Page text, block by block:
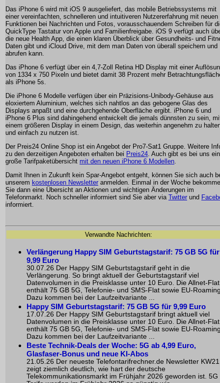
Das iPhone 6 wird mit iOS 9 ausgeliefert, das mobile Betriebssystems mit
einer vereinfachten, schnelleren und intuitiveren Nutzererfahrung mit neuen
Funktionen bei Nachrichten und Fotos, vorausschauendem Schreiben für
QuickType Tastatur von Apple und Familienfreigabe. iOS 9 verfügt auch
die neue Health App, die einen klaren Überblick über Gesundheits- und
Daten gibt und iCloud Drive, mit dem man Daten von überall speichern und
abrufen kann.
Das iPhone 6 verfügt über ein 4,7-Zoll Retina HD Display mit einer
von 1334 x 750 Pixeln und bietet damit 38 Prozent mehr
als iPhone 5s.
Die iPhone 6 Modelle verfügen über ein Präzisions-Unibody-Gehäuse aus
eloxiertem Aluminium, welches sich nahtlos an das gebogene Glas des
Displays anpaßt und eine durchgehende Oberfläche ergibt. iPhone 6 und
iPhone 6 Plus sind dahingehend entwickelt die jemals dünnsten zu sein,
einem größeren Display in einem Design, das weiterhin angenehm zu
und einfach zu nutzen ist.
Der Preis24 Online Shop ist ein Angebot der Pro7-Sat1 Gruppe. Weitere
zu den derzeitigen Angeboten erhalten bei Preis24. Auch gibt es bei uns
große Tarifpaketübersicht mit den neuen iPhone 6 Modellen.
Damit Ihnen in Zukunft kein Spar-Angebot entgeht, können Sie sich auch
unserem kostenlosen Newsletter anmelden. Einmal in der Woche
Sie dann eine Übersicht an Aktionen und wichtigen Änderungen im
Telefonmarkt. Noch schneller informiert sind Sie aber via Twitter und
informiert.
Verwandte Nachrichten:
Verlängerung Happy SIM Geburtstagstarif: 75 GB 5G für
9,99 Euro
30.07.26 Der Happy SIM Geburtstagstarif geht in die
Verlängerung. So bringt aktuell der Geburtstagstarif viel
Datenvolumen in die Preisklasse unter 10 Euro. Die Allnet-Flat
enthält 75 GB 5G, Telefonie- und SMS-Flat sowie EU-
Dazu kommen bei der Laufzeitvariante ...
Happy SIM Geburtstagstarif: 75 GB 5G für 9,99 Euro
17.07.26 Der Happy SIM Geburtstagstarif bringt aktuell viel
Datenvolumen in die Preisklasse unter 10 Euro. Die Allnet-Flat
enthält 75 GB 5G, Telefonie- und SMS-Flat sowie EU-
Dazu kommen bei der Laufzeitvariante ...
Beste Technik-Deals der Woche: 5G ab 4,99 Euro,
Glasfaser-Bonus und neue KI-Abos
21.05.26 Der neueste Telefontarifrechner.de Newsletter KW21
zeigt ziemlich deutlich, wie hart der deutsche
Telekommunikationsmarkt im Frühjahr 2026 geworden ist. 5G